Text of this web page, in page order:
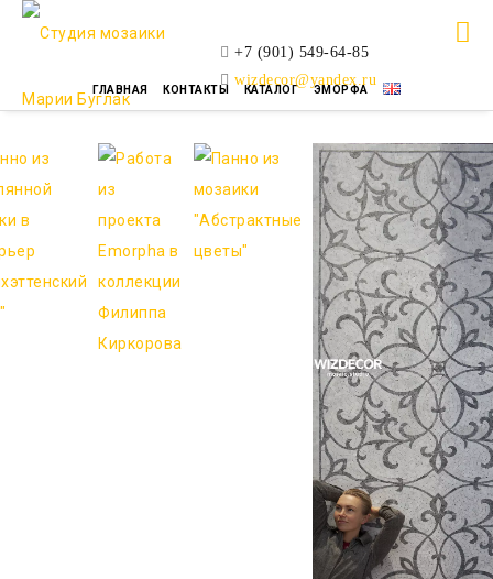
+7 (901) 549-64-85
wizdecor@yandex.ru
ГЛАВНАЯ КОНТАКТЫ КАТАЛОГ ЭМОРФА